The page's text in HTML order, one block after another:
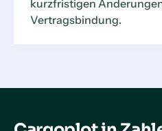
kurzfristigen
Vertragsbindung.